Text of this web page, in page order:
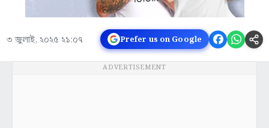
৩ জুলাই, ২০২৫ ২১:০৭ Prefer us on Google
ADVERTISEMENT